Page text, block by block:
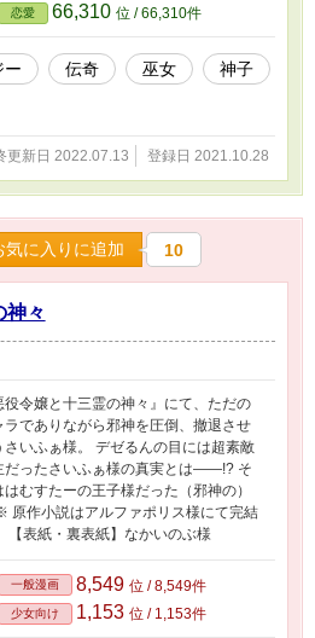
恋愛 66,310 位 / 66,310件
ー 伝奇 巫女
神子
更新日 2022.07.13 登録日 2021.10.28
気に入りに追加 10
神々
役令嬢と十三霊の神々』にて、ただの
ラでありながら邪神を圧倒、撤退させ
さいふぁ様。 デゼるんの目には超素敵
だったさいふぁ様の真実とは――!? そ
むすたーの王子様だった（邪神の）
原作小説はアルファポリス様にて完結
【表紙・裏表紙】なかいのぶ様
一般漫画 8,549 位 / 8,549件
少女向け 1,153 位 / 1,153件